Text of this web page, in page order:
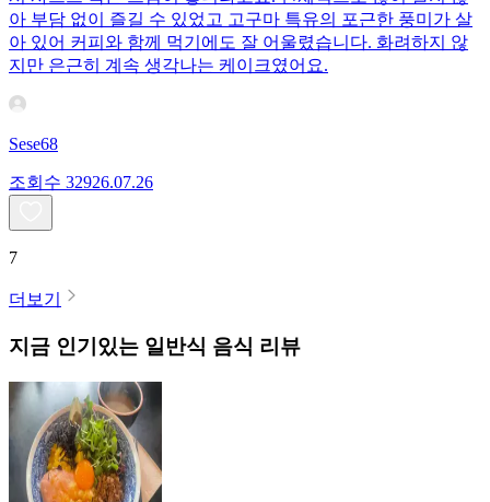
아 부담 없이 즐길 수 있었고 고구마 특유의 포근한 풍미가 살
아 있어 커피와 함께 먹기에도 잘 어울렸습니다. 화려하지 않
지만 은근히 계속 생각나는 케이크였어요.
Sese68
조회수 32926.07.26
7
더보기
지금 인기있는 일반식 음식 리뷰